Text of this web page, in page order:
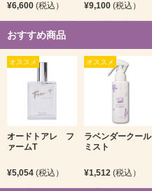
¥6,600 (税込） ¥9,100 (税込）
おすすめ商品
オススメ
オードトアレ フ
ァームT
¥5,054 (税込）
オススメ
ラベンダークール
ミスト
¥1,512 (税込）